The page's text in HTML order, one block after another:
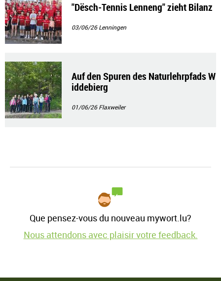
"Dësch-Tennis Lenneng" zieht Bilanz
03/06/26Lenningen
Auf den Spuren des Naturlehrpfads W
iddebierg
01/06/26Flaxweiler
Que pensez-vous du nouveau mywort.lu?
Nous attendons avec plaisir votre feedback.